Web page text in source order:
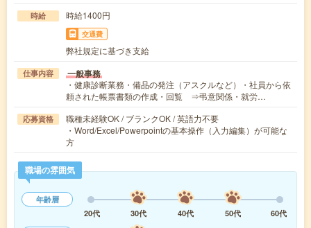
時給 時給1400円
交通費
弊社規定に基づき支給
仕事内容 一般事務
・健康診断業務・備品の発注（アスクルなど）・社員から依
頼された帳票書類の作成・回覧 ⇒弔意関係・就労…
応募資格
職種未経験OK / ブランクOK / 英語力不要
・Word/Excel/Powerpointの基本操作（入力編集）が可能な
方
職場の雰囲気
年齢層
20代
30代 40代 50代
60代